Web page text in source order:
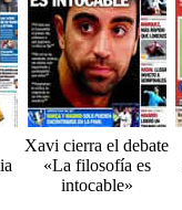
Xavi cierra el debate
«La filosofía es
intocable»